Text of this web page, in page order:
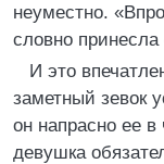
неуместно.
словно
И это
заметный зевок
он напрасно ее
девушка